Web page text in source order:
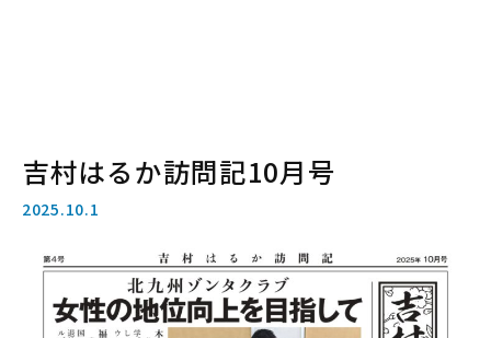
吉村はるか訪問記10月号
2025.10.1